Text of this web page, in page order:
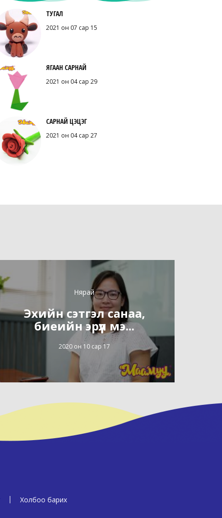
ТУГАЛ
2021 он 07 сар 15
ЯГААН САРНАЙ
2021 он 04 сар 29
САРНАЙ ЦЭЦЭГ
2021 он 04 сар 27
Нярай
Эхийн сэтгэл санаа,
биеийн эрүүл мэ...
2020 он 10 сар 17
Холбоо барих